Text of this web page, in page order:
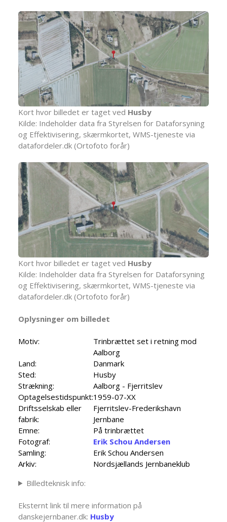
Kort hvor billedet er taget ved Husby
Kilde: Indeholder data fra Styrelsen for Dataforsyning
og Effektivisering, skærmkortet, WMS-tjeneste via
datafordeler.dk (Ortofoto forår)
Kort hvor billedet er taget ved Husby
Kilde: Indeholder data fra Styrelsen for Dataforsyning
og Effektivisering, skærmkortet, WMS-tjeneste via
datafordeler.dk (Ortofoto forår)
Oplysninger om billedet
Motiv:
Trinbrættet set i retning mod
Aalborg
Land:
Danmark
Sted:
Husby
Strækning:
Aalborg - Fjerritslev
Optagelsestidspunkt:1959-07-XX
Driftsselskab eller
fabrik:
Fjerritslev-Frederikshavn
Jernbane
Emne:
På trinbrættet
Fotograf:
Erik Schou Andersen
Samling:
Erik Schou Andersen
Arkiv:
Nordsjællands Jernbaneklub
Billedteknisk info:
Eksternt link til mere information på
danskejernbaner.dk: Husby